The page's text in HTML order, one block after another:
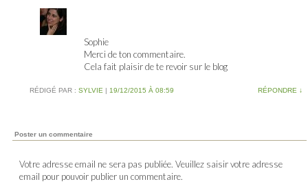
Sophie
Merci de ton commentaire.
Cela fait plaisir de te revoir sur le blog
RÉDIGÉ PAR : SYLVIE | 19/12/2015 À 08:59 RÉPONDRE ↓
Poster un commentaire
Votre adresse email ne sera pas publiée. Veuillez saisir votre adresse
email pour pouvoir publier un commentaire.